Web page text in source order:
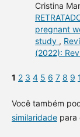
Cristina
pregnant
study ,
(2022):
1 2 3 4 5 6 7 8 9
Você também
similaridadepara